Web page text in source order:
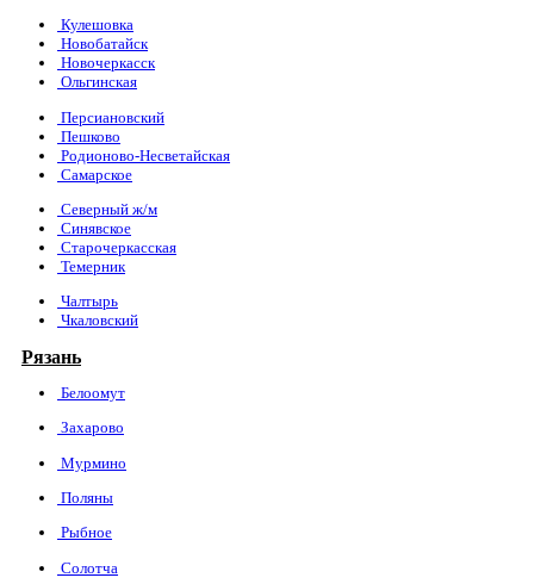
Кулешовка
Новобатайск
Новочеркасск
Ольгинская
Персиановский
Пешково
Родионово-Несветайская
Самарское
Северный ж/м
Синявское
Старочеркасская
Темерник
Чалтырь
Чкаловский
Рязань
Белоомут
Захарово
Мурмино
Поляны
Рыбное
Солотча